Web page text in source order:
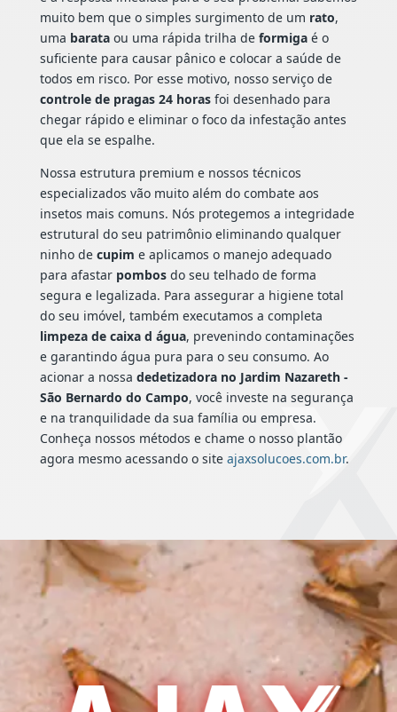
muito bem que o simples surgimento de um rato,
uma barataou uma rápida trilha de formigaé o
suficiente para causar pânico e colocar a saúde de
todos em risco. Por esse motivo, nosso serviço de
controle de pragas 24 horasfoi desenhado para
chegar rápido e eliminar o foco da infestação antes
que ela se espalhe.
Nossa estrutura premium e nossos técnicos
especializados vão muito além do combate aos
insetos mais comuns. Nós protegemos a integridade
estrutural do seu patrimônio eliminando qualquer
ninho de cupim e aplicamos o manejo adequado
para afastar pombosdo seu telhado de forma
segura e legalizada. Para assegurar a higiene total
do seu imóvel, também executamos a completa
limpeza de caixa d água, prevenindo contaminações
e garantindo água pura para o seu consumo. Ao
acionar a nossa dedetizadora no Jardim Nazareth -
São Bernardo do Campo, você investe na segurança
e na tranquilidade da sua família ou empresa.
Conheça nossos métodos e chame o nosso plantão
agora mesmo acessando o site ajaxsolucoes.com.br.